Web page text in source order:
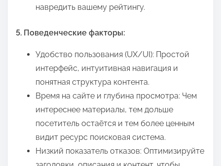
навредить вашему рейтингу.
5. Поведенческие факторы:
Удобство пользования (UX/UI): Простой
интерфейс, интуитивная навигация и
понятная структура контента.
Время на сайте и глубина просмотра: Чем
интереснее материалы, тем дольше
посетитель остаётся и тем более ценным
видит ресурс поисковая система.
Низкий показатель отказов: Оптимизируйте